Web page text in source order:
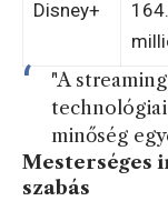
Disney+
"A
minőség
Mesterséges
szabás